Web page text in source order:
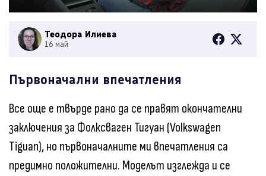
Теодора Илиева
16 май
Първоначални впечатления
Все още е твърде рано да се правят окончателни
заключения за Фолксваген Тигуан (Volkswagen
Tiguan), но първоначалните ми впечатления са
предимно положителни. Моделът изглежда и се